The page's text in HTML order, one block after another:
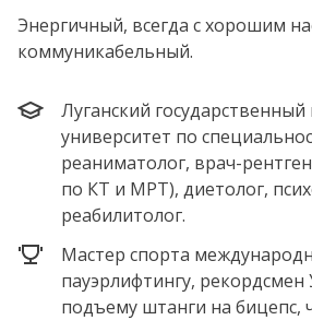
Энергичный, всегда с хорошим
коммуникабельный.
Луганский
университет по
реаниматолог, врач-
по КТ и МРТ), диетолог,
реабилитолог.
Мастер спорта
пауэрлифтингу,
подъему штанги на бицепс,